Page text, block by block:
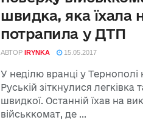
швидка, яка їхала
потрапила у ДТП
АВТОР IRYNKA 15.05.2017
У неділю вранці у Тернополі
Руській зіткнулися легківка
швидкої. Останній їхав на
військкомат, де ...